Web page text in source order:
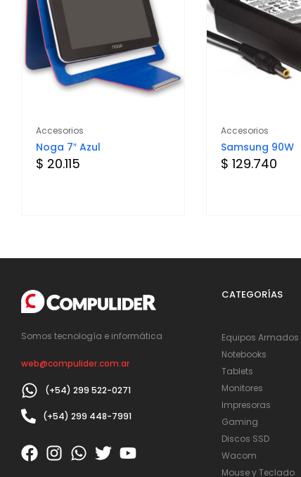
Accesorios
Noga 7″ Azul
$ 20.115
Accesorios
Samsung 90W
$ 129.740
Somos tecnología e informática
web@compulider.com.ar
(+54) 299 522-0271
(+54) 299 448-7991
CATEGORÍAS
Equipos Armados
Notebooks
Tablets
Monitores
Impresoras
Gaming
Discos SSD
Wacom
Mouse y Teclado